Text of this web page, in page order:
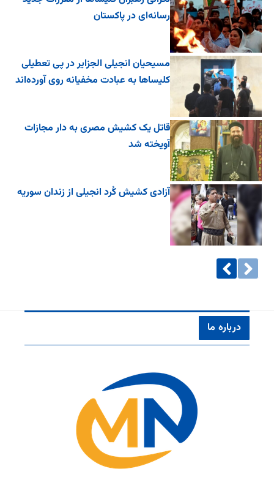
رسانه‌ای در پاکستان
مسیحیان انجیلی الجزایر در پی تعطیلی
کلیساها به عبادت مخفیانه روی آورده‌اند
قاتل یک کشیش مصری به دار مجازات
آویخته شد
آزادی کشیش کُرد انجیلی از زندان سوریه
درباره ما